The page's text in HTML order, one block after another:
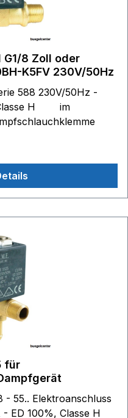
G1/8 Zoll oder
K5FV 230V/50Hz
588 230V/50Hz -
Classe H im
für
- 55.. Elektroanschluss
ED 100%, Classe H